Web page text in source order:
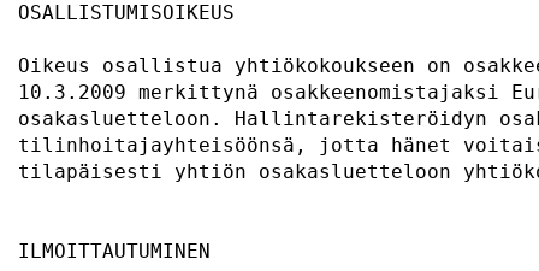
Oikeus osallistua yhtiökokoukseen on
10.3.2009 merkittynä osakkeenomistajaksi
osakasluetteloon.
tilinhoitajayhteisöönsä, jotta hänet
tilapäisesti yhtiön osakasluetteloon